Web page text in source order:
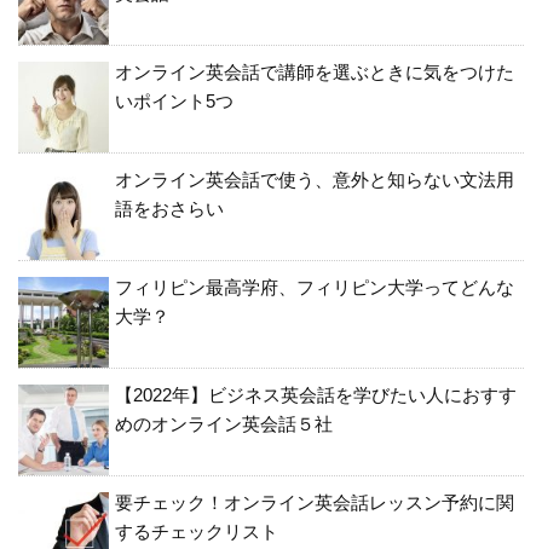
オンライン英会話で講師を選ぶときに気をつけた
いポイント5つ
オンライン英会話で使う、意外と知らない文法用
語をおさらい
フィリピン最高学府、フィリピン大学ってどんな
大学？
【2022年】ビジネス英会話を学びたい人におすす
めのオンライン英会話５社
要チェック！オンライン英会話レッスン予約に関
するチェックリスト